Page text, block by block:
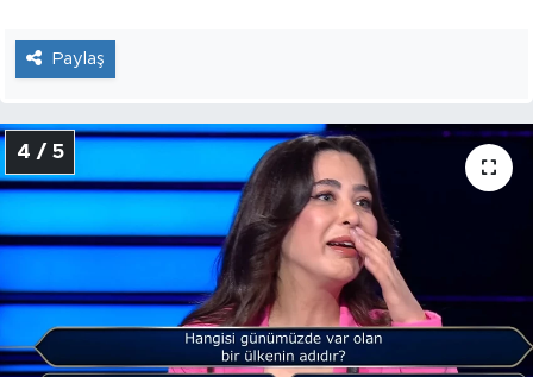
Paylaş
4 / 5